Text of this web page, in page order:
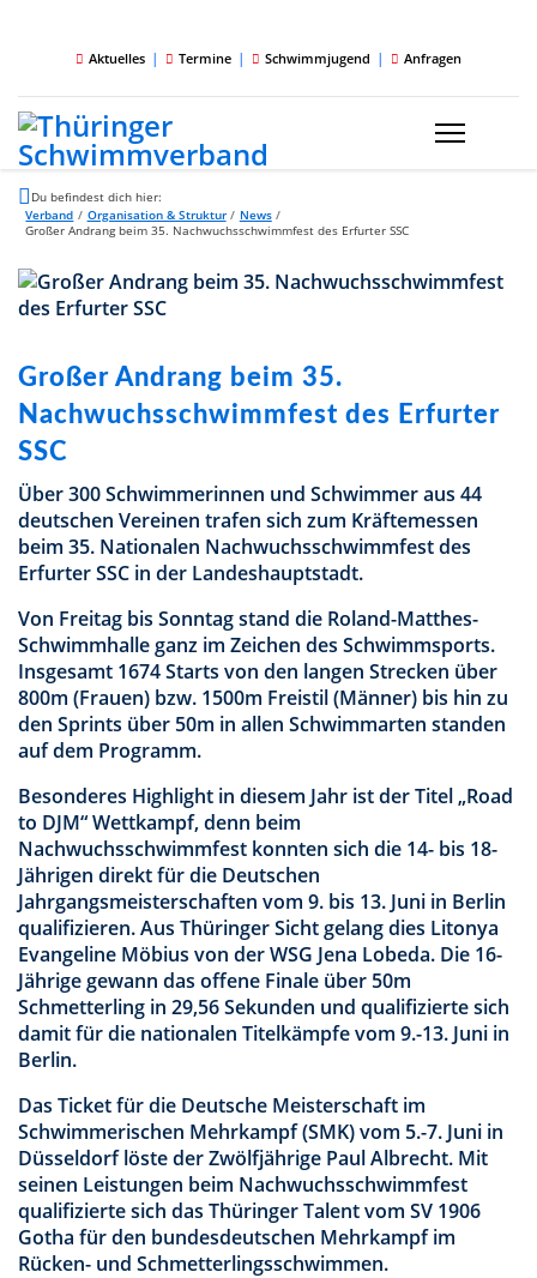
Aktuelles | Termine | Schwimmjugend | Anfragen
Du befindest dich hier:
Verband / Organisation & Struktur / News /
Großer Andrang beim 35. Nachwuchsschwimmfest des Erfurter SSC
Großer Andrang beim 35.
Nachwuchsschwimmfest des Erfurter
SSC
Über 300 Schwimmerinnen und Schwimmer aus 44
deutschen Vereinen trafen sich zum Kräftemessen
beim 35. Nationalen Nachwuchsschwimmfest des
Erfurter SSC in der Landeshauptstadt.
Von Freitag bis Sonntag stand die Roland-Matthes-
Schwimmhalle ganz im Zeichen des Schwimmsports.
Insgesamt 1674 Starts von den langen Strecken über
800m (Frauen) bzw. 1500m Freistil (Männer) bis hin zu
den Sprints über 50m in allen Schwimmarten standen
auf dem Programm.
Besonderes Highlight in diesem Jahr ist der Titel „Road
to DJM“ Wettkampf, denn beim
Nachwuchsschwimmfest konnten sich die 14- bis 18-
Jährigen direkt für die Deutschen
Jahrgangsmeisterschaften vom 9. bis 13. Juni in Berlin
qualifizieren. Aus Thüringer Sicht gelang dies Litonya
Evangeline Möbius von der WSG Jena Lobeda. Die 16-
Jährige gewann das offene Finale über 50m
Schmetterling in 29,56 Sekunden und qualifizierte sich
damit für die nationalen Titelkämpfe vom 9.-13. Juni in
Berlin.
Das Ticket für die Deutsche Meisterschaft im
Schwimmerischen Mehrkampf (SMK) vom 5.-7. Juni in
Düsseldorf löste der Zwölfjährige Paul Albrecht. Mit
seinen Leistungen beim Nachwuchsschwimmfest
qualifizierte sich das Thüringer Talent vom SV 1906
Gotha für den bundesdeutschen Mehrkampf im
Rücken- und Schmetterlingsschwimmen.